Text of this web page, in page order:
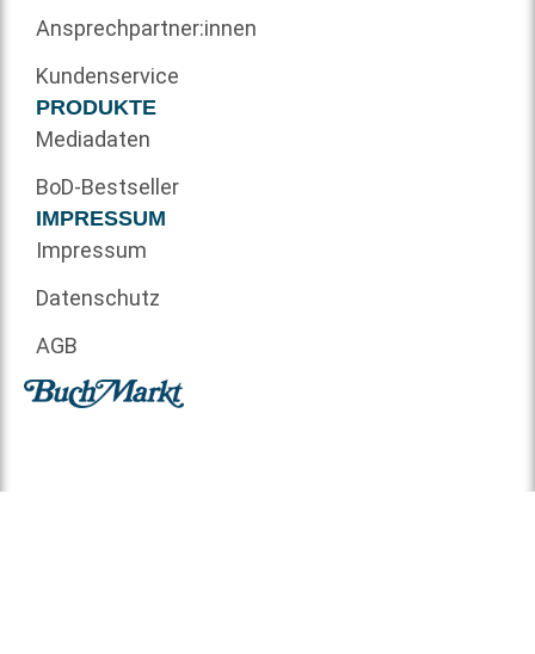
Ansprechpartner:innen
Kundenservice
PRODUKTE
Mediadaten
BoD-Bestseller
IMPRESSUM
Impressum
Datenschutz
AGB